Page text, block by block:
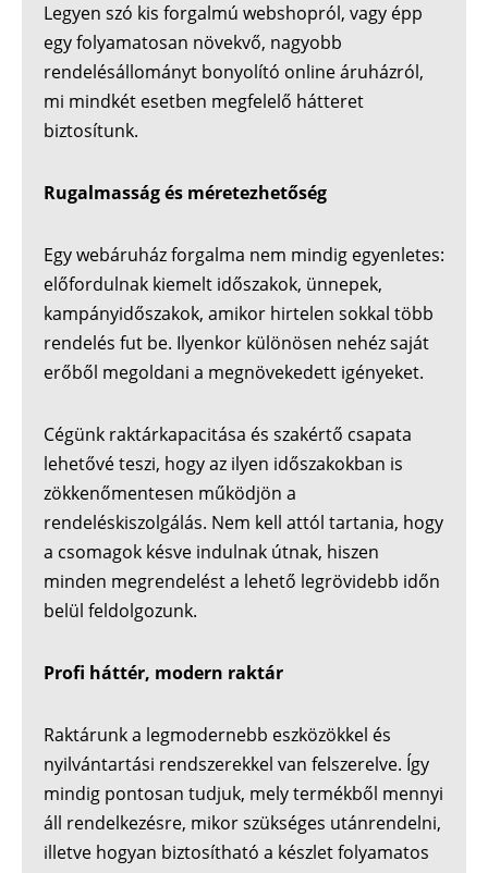
Legyen szó kis forgalmú webshopról, vagy épp
egy folyamatosan növekvő, nagyobb
rendelésállományt bonyolító online áruházról,
mi mindkét esetben megfelelő hátteret
biztosítunk.
Rugalmasság és méretezhetőség
Egy webáruház forgalma nem mindig egyenletes:
előfordulnak kiemelt időszakok, ünnepek,
kampányidőszakok, amikor hirtelen sokkal több
rendelés fut be. Ilyenkor különösen nehéz saját
erőből megoldani a megnövekedett igényeket.
Cégünk raktárkapacitása és szakértő csapata
lehetővé teszi, hogy az ilyen időszakokban is
zökkenőmentesen működjön a
rendeléskiszolgálás. Nem kell attól tartania, hogy
a csomagok késve indulnak útnak, hiszen
minden megrendelést a lehető legrövidebb időn
belül feldolgozunk.
Profi háttér, modern raktár
Raktárunk a legmodernebb eszközökkel és
nyilvántartási rendszerekkel van felszerelve. Így
mindig pontosan tudjuk, mely termékből mennyi
áll rendelkezésre, mikor szükséges utánrendelni,
illetve hogyan biztosítható a készlet folyamatos